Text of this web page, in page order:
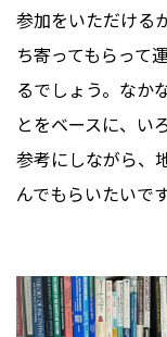
参加をいただける
ち寄ってもらって
るでしょう。なか
とをベースに、い
参考にしながら、
んでもらいたいで